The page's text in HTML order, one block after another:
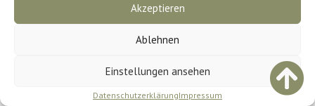
Akzeptieren
Ablehnen
Einstellungen ansehen
DatenschutzerklärungImpressum